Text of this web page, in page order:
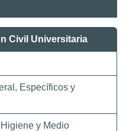
Civil Universitaria
Específicos y
y Medio